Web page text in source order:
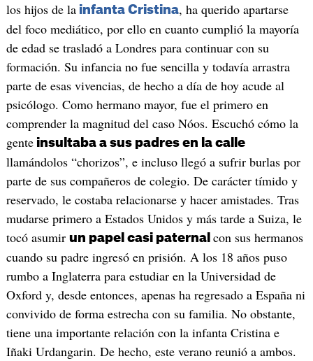
los hijos de lainfanta Cristina, ha querido apartarse
del foco mediático, por ello en cuanto cumplió la mayoría
de edad se trasladó a Londres para continuar con su
formación. Su infancia no fue sencilla y todavía arrastra
parte de esas vivencias, de hecho a día de hoy acude al
psicólogo. Como hermano mayor, fue el primero en
comprender la magnitud del caso Nóos. Escuchó cómo la
genteinsultaba a sus padres en la calle
llamándolos “chorizos”, e incluso llegó a sufrir burlas por
parte de sus compañeros de colegio. De carácter tímido y
reservado, le costaba relacionarse y hacer amistades. Tras
mudarse primero a Estados Unidos y más tarde a Suiza, le
tocó asumir un papel casi paternal con sus hermanos
cuando su padre ingresó en prisión. A los 18 años puso
rumbo a Inglaterra para estudiar en la Universidad de
Oxford y, desde entonces, apenas ha regresado a España ni
convivido de forma estrecha con su familia. No obstante,
tiene una importante relación con la infanta Cristina e
Iñaki Urdangarin. De hecho, este verano reunió a ambos.